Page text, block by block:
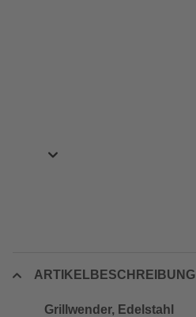
ARTIKELBESCHREIBUNG
Grillwender, Edelstahl